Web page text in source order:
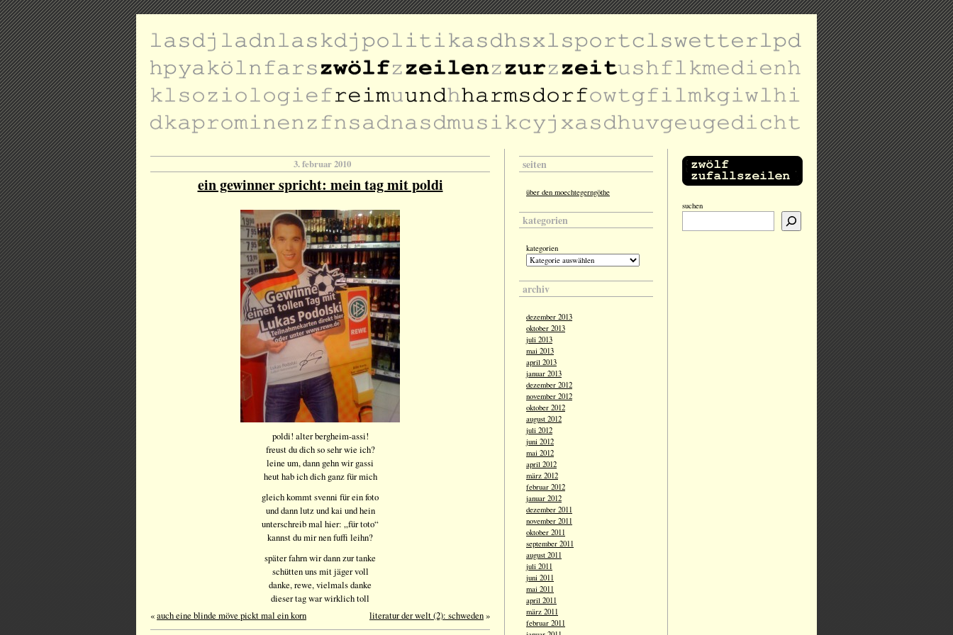
3. februar 2010
ein gewinner spricht: mein tag mit poldi
poldi! alter bergheim-assi!
freust du dich so sehr wie ich?
leine um, dann gehn wir gassi
heut hab ich dich ganz für mich
gleich kommt svenni für ein foto
und dann lutz und kai und hein
unterschreib mal hier: „für toto“
kannst du mir nen fuffi leihn?
später fahrn wir dann zur tanke
schütten uns mit jäger voll
danke, rewe, vielmals danke
dieser tag war wirklich toll
«auch eine blinde möve pickt mal ein korn literatur der welt (2): schweden»
seiten
über den moechtegerngöthe
kategorien
kategorien
archiv
dezember 2013
oktober 2013
juli 2013
mai 2013
april 2013
januar 2013
dezember 2012
november 2012
oktober 2012
august 2012
juli 2012
juni 2012
mai 2012
april 2012
märz 2012
februar 2012
januar 2012
dezember 2011
november 2011
oktober 2011
september 2011
august 2011
juli 2011
juni 2011
mai 2011
april 2011
märz 2011
februar 2011
suchen